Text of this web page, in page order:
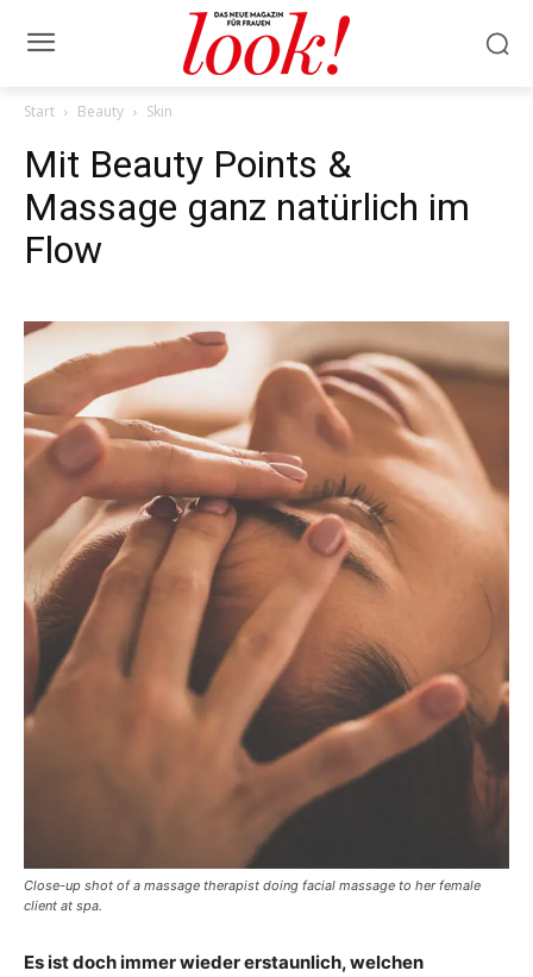
Start Beauty Skin
Mit Beauty Points &
Massage ganz natürlich im
Flow
Close-up shot of a massage therapist doing facial massage to her female
client at spa.
Es ist doch immer wieder erstaunlich, welchen